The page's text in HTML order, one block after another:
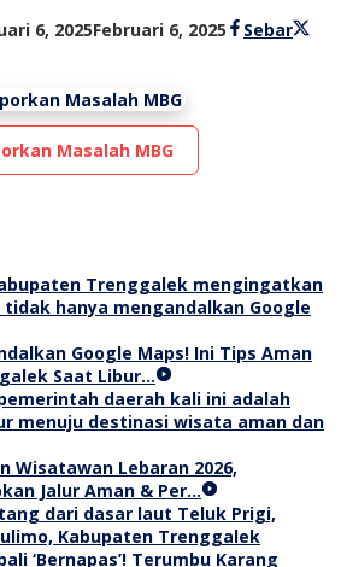
6, 2025Februari 6, 2025 olehSebar
Masalah MBG
Google Maps! Ini Tips Aman
Saat Libur…
Wisatawan Lebaran 2026,
Jalur Aman & Per…
‘Bernapas’! Terumbu Karang